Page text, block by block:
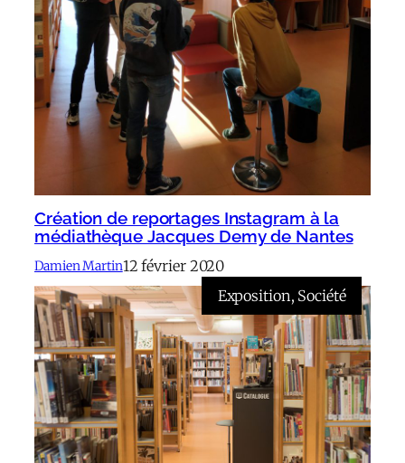
Création de reportages Instagram à la
médiathèque Jacques Demy de Nantes
Damien Martin12 février 2020
Exposition, Société